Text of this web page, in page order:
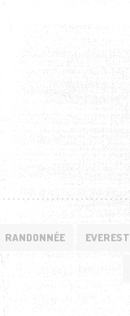
RANDONNÉE EVEREST